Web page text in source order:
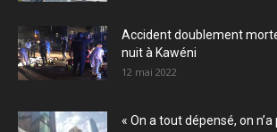
Accident doublement
nuit à Kawéni
12 mai 2022
« On a tout dépensé, on n’a